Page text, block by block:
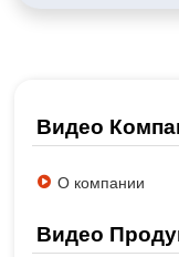
Видео
О компании
Видео